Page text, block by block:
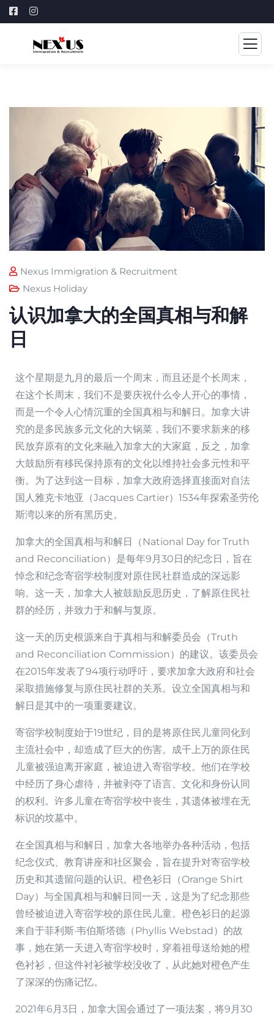
Nexus Immigration & Recruitment
Nexus Holiday
认识加拿大的全国真相与和解
日
这个星期是九月的最后一个周末，而且还是个长周末，
在这个长周末，我们不是要庆祝什么令人开心的事情，
而是一个令人心情沉重的全国真相与和解日。加拿大讲
究的是多民族多元文化的大锅菜，我们不要求新来的移
民放弃原有的文化来融入加拿大的大家庭，反之，加拿
大鼓励所有移民保持原有的文化以维持社会多元性和平
衡。为了达到这一目标，加拿大政府选择直接面对自法
国人雅克卡地亚（Jacques Cartier）1534年探索圣劳伦
斯湾以来的所有黑历史。
加拿大的全国真相与和解日（National Day for Truth
and Reconciliation）是每年9月30日的纪念日，旨在
悼念和纪念寄宿学校制度对原住民社群造成的深远影
响。这一天，加拿大人被鼓励反思历史，了解原住民社
群的经历，并致力于和解与复原。
这一天的历史根源来自于真相与和解委员会（Truth
and Reconciliation Commission）的建议。该委员会
在2015年发表了94项行动呼吁，要求加拿大政府和社会
采取措施修复与原住民社群的关系。设立全国真相与和
解日是其中的一项重要建议。
寄宿学校制度始于19世纪，目的是将原住民儿童同化到
主流社会中，却造成了巨大的伤害。成千上万的原住民
儿童被强迫离开家庭，被迫进入寄宿学校。他们在学校
中经历了身心虐待，并被剥夺了语言、文化和身份认同
的权利。许多儿童在寄宿学校中丧生，其遗体被埋在无
标识的坟墓中。
在全国真相与和解日，加拿大各地举办各种活动，包括
纪念仪式、教育讲座和社区聚会，旨在提升对寄宿学校
历史和其遗留问题的认识。橙色衫日（Orange Shirt
Day）与全国真相与和解日同一天，这是为了纪念那些
曾经被迫进入寄宿学校的原住民儿童。橙色衫日的起源
来自于菲利斯·韦伯斯塔德（Phyllis Webstad）的故
事，她在第一天进入寄宿学校时，穿着祖母送给她的橙
色衬衫，但这件衬衫被学校没收了，从此她对橙色产生
了深深的伤痛记忆。
2021年6月3日，加拿大国会通过了一项法案，将9月30